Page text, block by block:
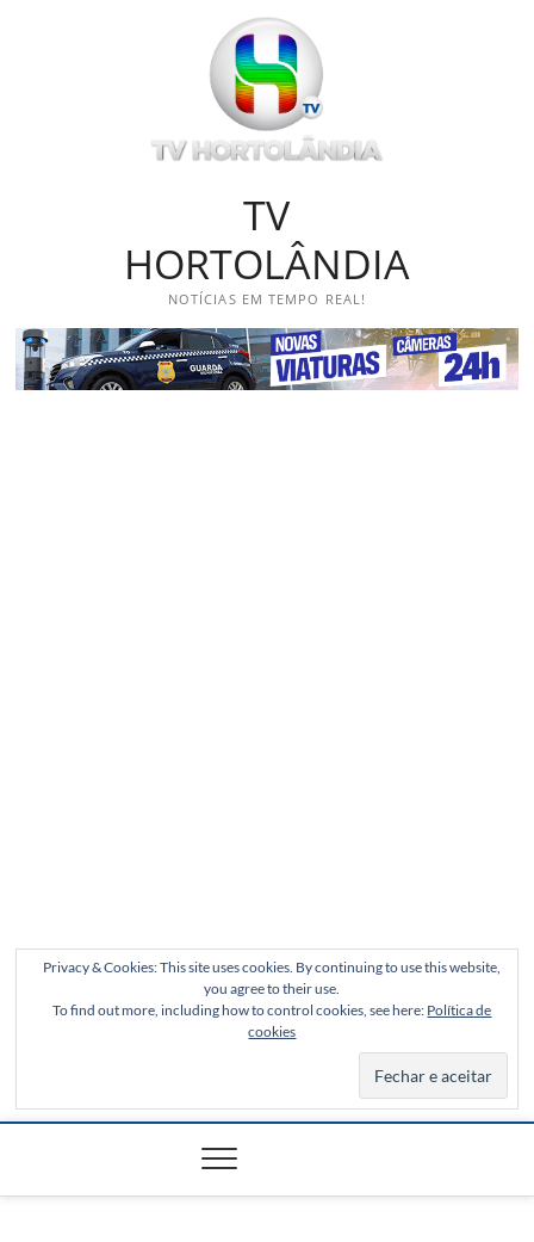
TV
HORTOLÂNDIA
NOTÍCIAS EM TEMPO REAL!
Privacy & Cookies: This site uses cookies. By continuing to use this website,
you agree to their use.
To find out more, including how to control cookies, see here: Política de
cookies